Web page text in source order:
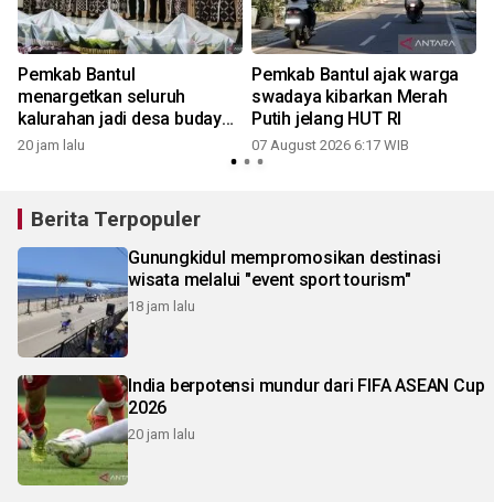
Pemkab Bantul
menargetkan seluruh
kalurahan jadi desa budaya
tahun depan
20 jam lalu
Pemkab Bantul ajak warga
swadaya kibarkan Merah
Putih jelang HUT RI
07 August 2026 6:17 WIB
Berita Terpopuler
Gunungkidul mempromosikan destinasi
wisata melalui "event sport tourism"
18 jam lalu
India berpotensi mundur dari FIFA ASEAN Cup
2026
20 jam lalu